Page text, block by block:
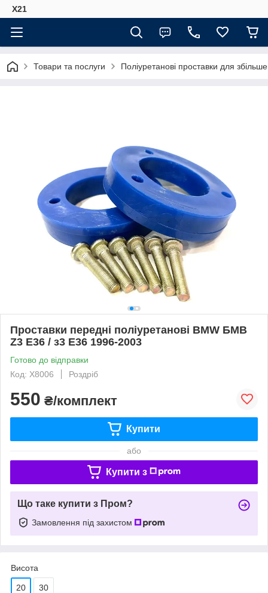
Х21
Товари та послуги Поліуретанові проставки для
Проставки передні поліуретанові BMW БМВ
Z3 E36 / з3 Е36 1996-2003
Готово до відправки
Код: X8006
Роздріб
550 ₴/комплект
Купити
або
Купити з
Що таке купити з Пром?
Замовлення під захистом
Висота
20 30